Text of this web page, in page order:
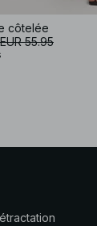
côtelée
EUR 55.95